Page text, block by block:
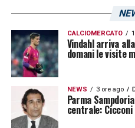
LaSampdoria
che serviranno
e una proposta
Insignea scegliere
estera esiste e può
contatti proseguano
possibilità non è stata
CALCIOMERCATO
Vindahl arriva
domani le visite
NEWS 3 ore ago
Parma
centrale: